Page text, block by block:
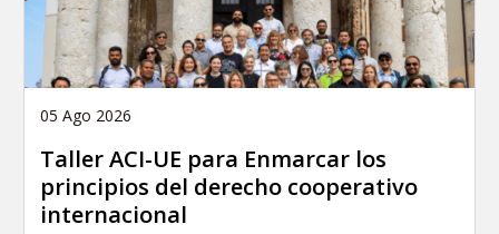
05 Ago 2026
Taller ACI-UE para Enmarcar los
principios del derecho cooperativo
internacional